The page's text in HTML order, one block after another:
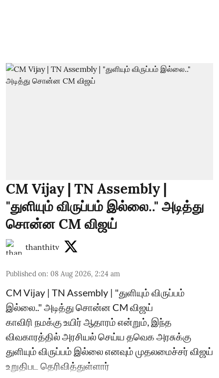
CM Vijay | TN Assembly |
"துளியும் விருப்பம் இல்லை.." அடித்து
சொன்ன CM விஜய்
thanthitv
Published on: 08 Aug 2026, 2:24 am
CM Vijay | TN Assembly | "துளியும் விருப்பம்
இல்லை.." அடித்து சொன்ன CM விஜய்
காவிரி நமக்கு உயிர் ஆதாரம் என்றும், இந்த
விவகாரத்தில் அரசியல் செய்ய தவெக அரசுக்கு
துளியும் விருப்பம் இல்லை எனவும் முதலமைச்சர் விஜய்
உறுதிபட தெரிவித்துள்ளார்